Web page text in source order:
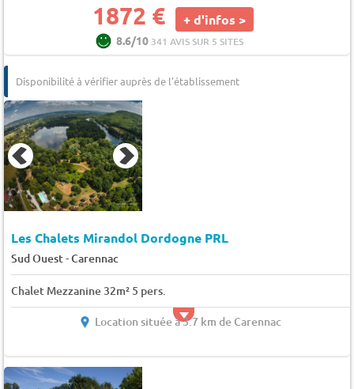
1872 € + d'infos >
8.6/10 341 AVIS SUR 5 SITES
Disponibilité à vérifier auprès de l'établissement
Les Chalets Mirandol Dordogne PRL
Sud Ouest-Carennac
Chalet Mezzanine 32m² 5 pers.
Location située à 3.7 km de Carennac